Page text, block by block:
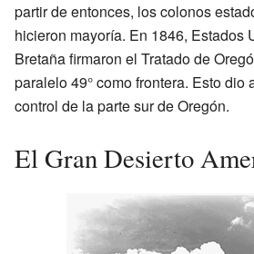
partir de entonces, los colonos
hicieron mayoría. En 1846, Estados
Bretaña firmaron el Tratado de
paralelo 49° como frontera. Esto dio
control de la parte sur de Oregón.
El Gran Desierto